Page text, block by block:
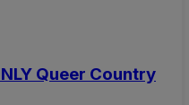
Queer Country